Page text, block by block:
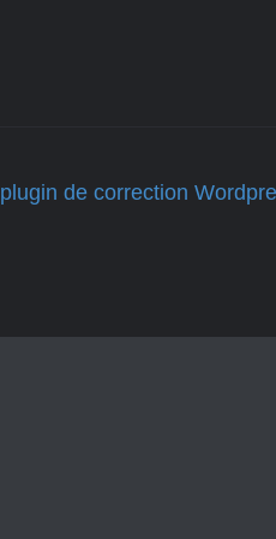
plugin de correction